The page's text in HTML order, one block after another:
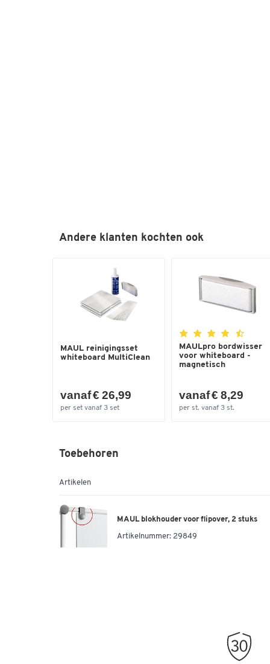
Andere klanten kochten ook
MAUL reinigingsset
whiteboard MultiClean
vanaf € 26,99
per set vanaf 3 set
MAULpro bordwisser
voor whiteboard -
magnetisch
vanaf € 8,29
per st. vanaf 3 st.
Toebehoren
Artikelen
MAUL blokhouder voor flipover, 2 stuks
Artikelnummer: 29849